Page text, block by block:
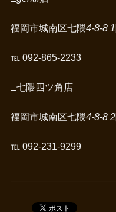
福岡市城南区七隈4-8-8 1
℡ 092-865-2233
□七隈四ツ角店
福岡市城南区七隈4-8-8 2
℡ 092-231-9299